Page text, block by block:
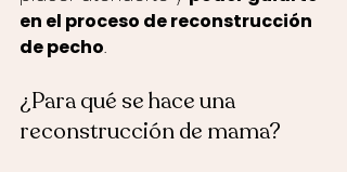
en el proceso de reconstrucción
de pecho.
¿Para qué se hace una
reconstrucción de mama?